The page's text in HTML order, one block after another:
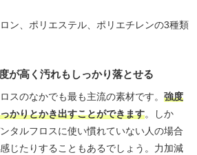
ン、ポリエステル、ポリエチレンの3種類
が高く汚れもしっかり落とせる
スのなかでも最も主流の素材です。 強度
かりとかき出すことができます。しか
タルフロスに使い慣れていない人の場合
じたりすることもあるでしょう。力加減